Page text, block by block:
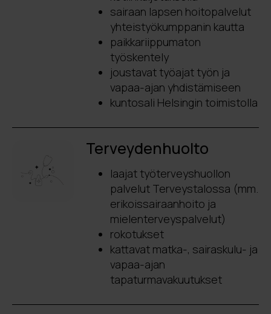
sairaan lapsen hoitopalvelut
yhteistyökumppanin kautta
paikkariippumaton
työskentely
joustavat työajat työn ja
vapaa-ajan yhdistämiseen
kuntosali Helsingin toimistolla
Terveydenhuolto
laajat työterveyshuollon
palvelut Terveystalossa (mm.
erikoissairaanhoito ja
mielenterveyspalvelut)
rokotukset
kattavat matka-, sairaskulu- ja
vapaa-ajan
tapaturmavakuutukset